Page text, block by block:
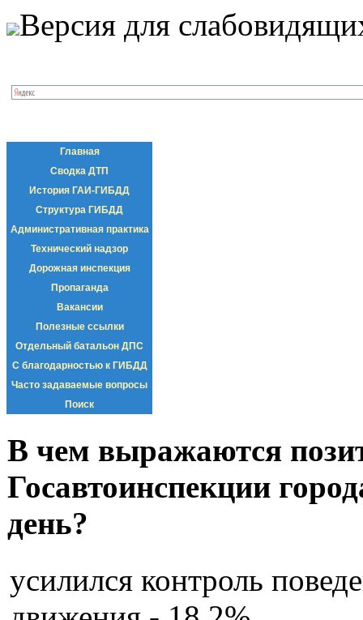
Версия для
Главная
Сводка ДТП
История ГАИ-ГИБДД
Структура ГИБДД
Административная практика
Технический надзор
Дорожная инспекция
Пропаганда
Вакансии
Полезные ссылки
Отдельный батальон ДПС
С благодарностью к ГИБДД
Часто задаваемые вопросы
Поиск
В чем выражаются
Госавтоинспекции
день?
усилился контроль